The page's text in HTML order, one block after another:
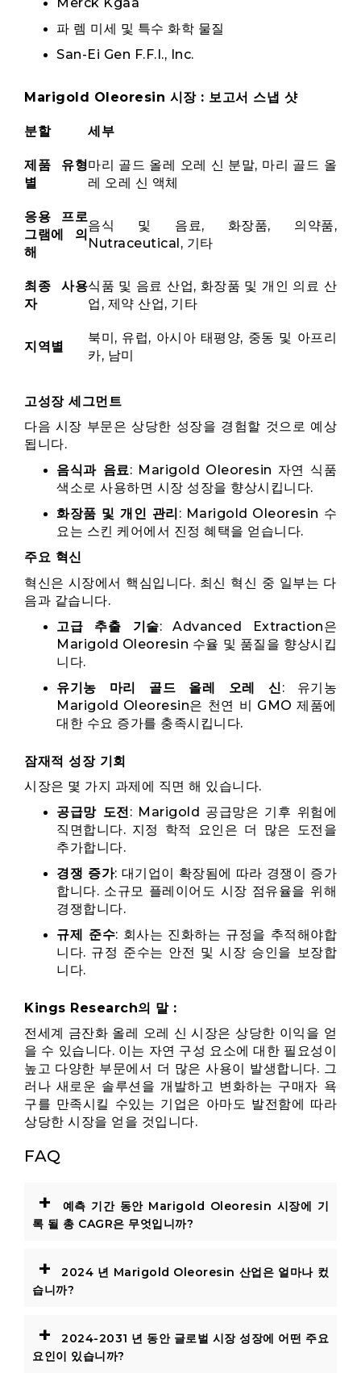
파 렘 미세 및 특수 화학 물질
San-Ei Gen F.F.I., Inc.
Marigold Oleoresin 시장 : 보고서 스냅 샷
분할 세부
제품 유형
별
마리 골드 올레 오레 신 분말, 마리 골드 올
레 오레 신 액체
응용 프로
그램에 의
해
음식 및 음료, 화장품, 의약품,
Nutraceutical, 기타
최종 사용
자
식품 및 음료 산업, 화장품 및 개인 의료 산
업, 제약 산업, 기타
지역별
북미, 유럽, 아시아 태평양, 중동 및 아프리
카, 남미
고성장 세그먼트
다음 시장 부문은 상당한 성장을 경험할 것으로 예상
됩니다.
음식과 음료: Marigold Oleoresin 자연 식품
색소로 사용하면 시장 성장을 향상시킵니다.
화장품 및 개인 관리 : Marigold Oleoresin 수
요는 스킨 케어에서 진정 혜택을 얻습니다.
주요 혁신
혁신은 시장에서 핵심입니다. 최신 혁신 중 일부는 다
음과 같습니다.
고급 추출 기술: Advanced Extraction은
Marigold Oleoresin 수율 및 품질을 향상시킵
니다.
유기농 마리 골드 올레 오레 신: 유기농
Marigold Oleoresin은 천연 비 GMO 제품에
대한 수요 증가를 충족시킵니다.
잠재적 성장 기회
시장은 몇 가지 과제에 직면 해 있습니다.
공급망 도전: Marigold 공급망은 기후 위험에
직면합니다. 지정 학적 요인은 더 많은 도전을
추가합니다.
경쟁 증가: 대기업이 확장됨에 따라 경쟁이 증가
합니다. 소규모 플레이어도 시장 점유율을 위해
경쟁합니다.
규제 준수: 회사는 진화하는 규정을 추적해야합
니다. 규정 준수는 안전 및 시장 승인을 보장합
니다.
Kings Research의 말 :
전세계 금잔화 올레 오레 신 시장은 상당한 이익을 얻
을 수 있습니다. 이는 자연 구성 요소에 대한 필요성이
높고 다양한 부문에서 더 많은 사용이 발생합니다. 그
러나 새로운 솔루션을 개발하고 변화하는 구매자 욕
구를 만족시킬 수있는 기업은 아마도 발전함에 따라
상당한 시장을 얻을 것입니다.
FAQ
+
예측 기간 동안 Marigold Oleoresin 시장에 기
록 될 총 CAGR은 무엇입니까?
+
2024 년 Marigold Oleoresin 산업은 얼마나 컸
습니까?
+
2024-2031 년 동안 글로벌 시장 성장에 어떤 주요
요인이 있습니까?